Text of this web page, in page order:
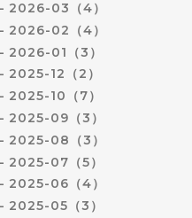
2026-03（4）
2026-02（4）
2026-01（3）
2025-12（2）
2025-10（7）
2025-09（3）
2025-08（3）
2025-07（5）
2025-06（4）
2025-05（3）